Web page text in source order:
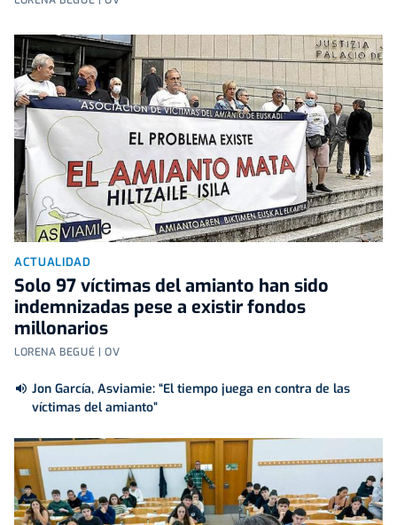
ACTUALIDAD
Solo 97 víctimas del amianto han sido
indemnizadas pese a existir fondos
millonarios
LORENA BEGUÉ | OV
Jon García, Asviamie: “El tiempo juega en contra de las
víctimas del amianto”